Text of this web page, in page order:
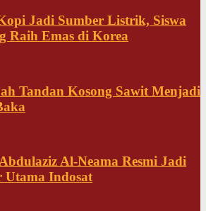
Jadi Sumber Listrik, Siswa
Raih Emas di Korea
Tandan Kosong Sawit Menjadi
Al-Neama Resmi Jadi
Utama Indosat